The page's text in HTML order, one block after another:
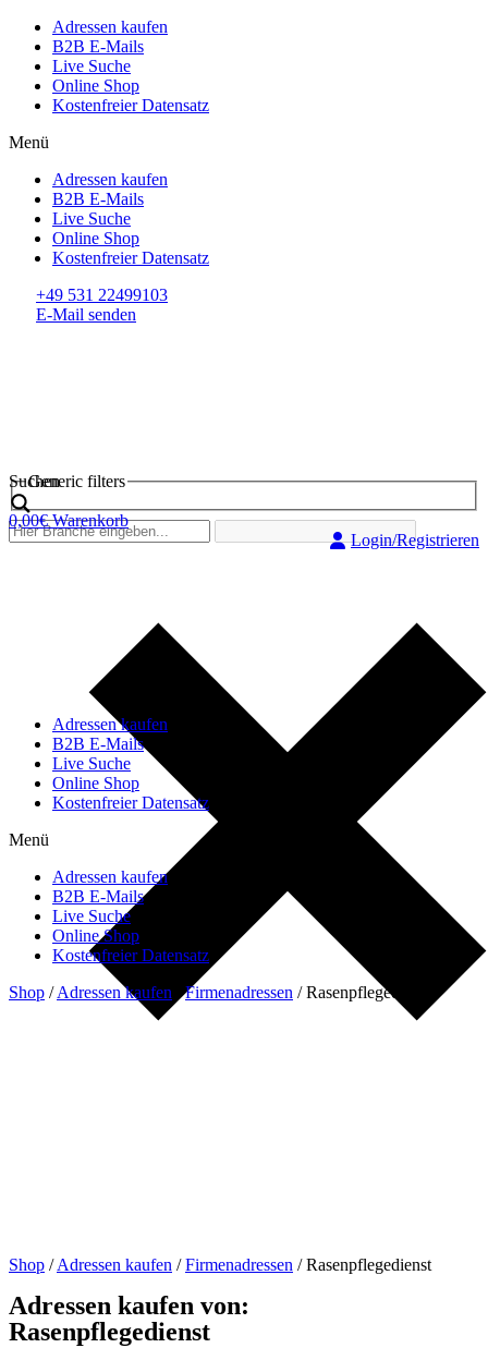
Adressen kaufen
B2B E-Mails
Live Suche
Online Shop
Kostenfreier Datensatz
Menü
Adressen kaufen
B2B E-Mails
Live Suche
Online Shop
Kostenfreier Datensatz
+49 531 22499103
E-Mail senden
Suchen
Generic filters
0,00€ Warenkorb
Login/Registrieren
Adressen kaufen
B2B E-Mails
Live Suche
Online Shop
Kostenfreier Datensatz
Menü
Adressen kaufen
B2B E-Mails
Live Suche
Online Shop
Kostenfreier Datensatz
Shop /Adressen kaufen /Firmenadressen /Rasenpflegedienst
Shop /Adressen kaufen /Firmenadressen /Rasenpflegedienst
Adressen kaufen von:
Rasenpflegedienst